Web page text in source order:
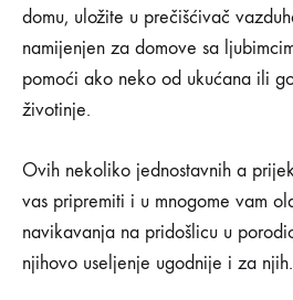
domu, uložite u prečišćivač
namijenjen za domove sa
pomoći ako neko od ukućana ili
životinje.
Ovih nekoliko jednostavnih a
vas pripremiti i u mnogome vam
navikavanja na pridošlicu u
njihovo useljenje ugodnije i za njih.